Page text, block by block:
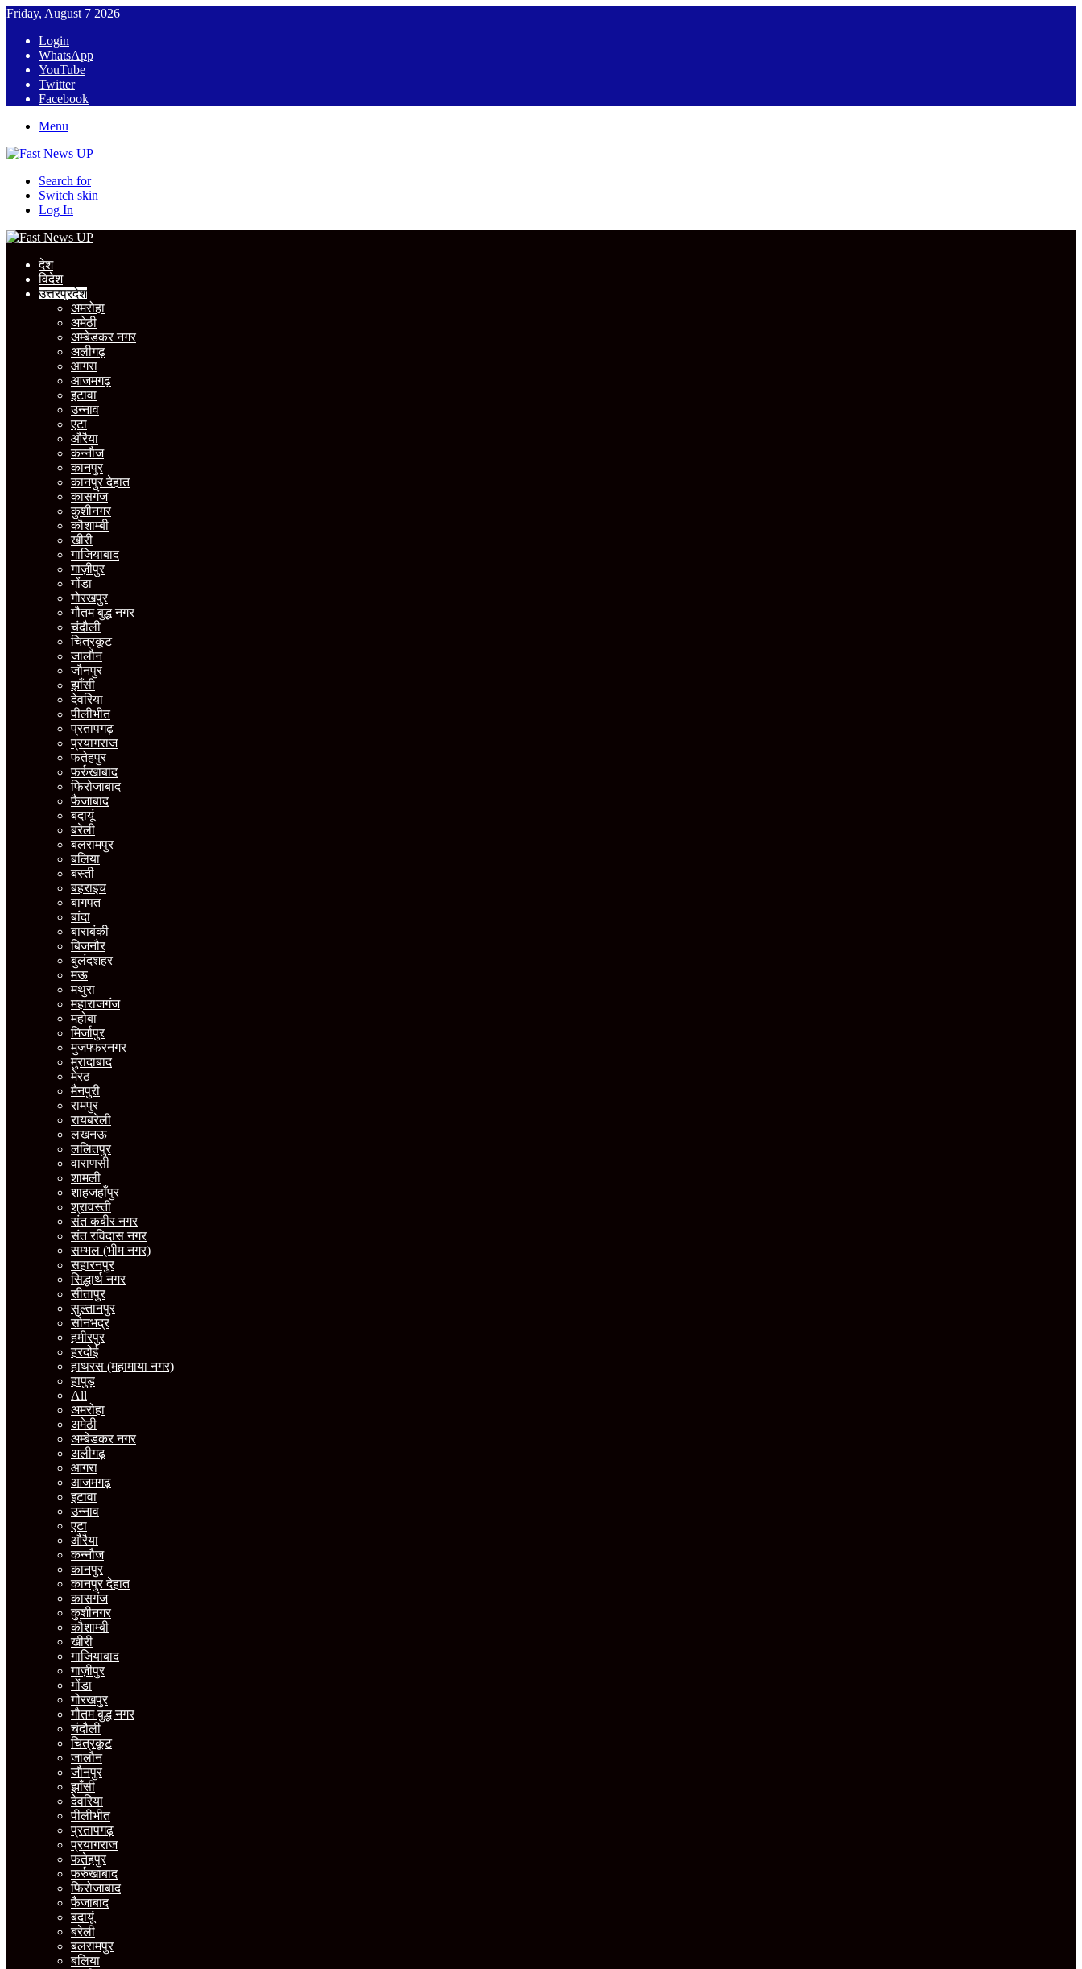
Friday, August 7 2026
Login
WhatsApp
YouTube
Twitter
Facebook
Menu
Search for
Switch skin
Log In
देश
विदेश
उत्तरप्रदेश
अमरोहा
अमेठी
अम्बेडकर नगर
अलीगढ़
आगरा
आजमगढ़
इटावा
उन्नाव
एटा
औरैया
कन्नौज
कानपुर
कानपुर देहात
कासगंज
कुशीनगर
कौशाम्बी
खीरी
गाजियाबाद
गाज़ीपुर
गोंडा
गोरखपुर
गौतम बुद्ध नगर
चंदौली
चित्रकूट
जालौन
जौनपुर
झाँसी
देवरिया
पीलीभीत
प्रतापगढ़
प्रयागराज
फतेहपुर
फर्रुखाबाद
फिरोजाबाद
फैजाबाद
बदायूं
बरेली
बलरामपुर
बलिया
बस्ती
बहराइच
बागपत
बांदा
बाराबंकी
बिजनौर
बुलंदशहर
मऊ
मथुरा
महाराजगंज
महोबा
मिर्जापुर
मुजफ्फरनगर
मुरादाबाद
मेरठ
मैनपुरी
रामपुर
रायबरेली
लखनऊ
ललितपुर
वाराणसी
शामली
शाहजहाँपुर
श्रावस्ती
संत कबीर नगर
संत रविदास नगर
सम्भल (भीम नगर)
सहारनपुर
सिद्धार्थ नगर
सीतापुर
सुल्तानपुर
सोनभद्र
हमीरपुर
हरदोई
हाथरस (महामाया नगर)
हापुड़
All
अमरोहा
अमेठी
अम्बेडकर नगर
अलीगढ़
आगरा
आजमगढ़
इटावा
उन्नाव
एटा
औरैया
कन्नौज
कानपुर
कानपुर देहात
कासगंज
कुशीनगर
कौशाम्बी
खीरी
गाजियाबाद
गाज़ीपुर
गोंडा
गोरखपुर
गौतम बुद्ध नगर
चंदौली
चित्रकूट
जालौन
जौनपुर
झाँसी
देवरिया
पीलीभीत
प्रतापगढ़
प्रयागराज
फतेहपुर
फर्रुखाबाद
फिरोजाबाद
फैजाबाद
बदायूं
बरेली
बलरामपुर
बलिया